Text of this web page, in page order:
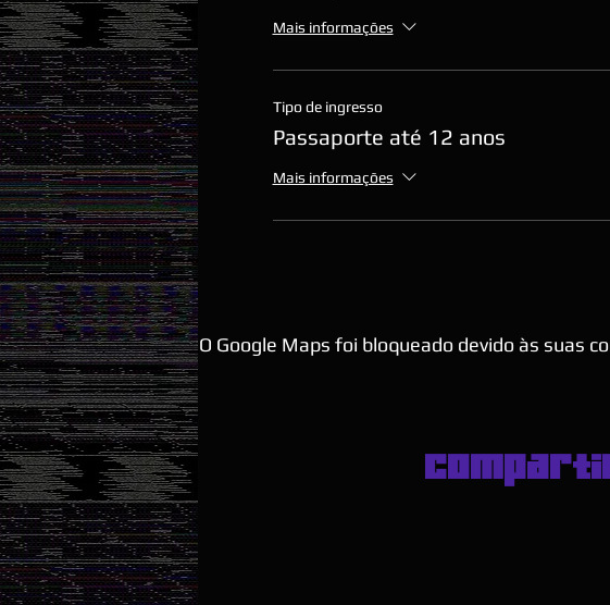
Mais informações
Tipo de ingresso
Passaporte até 12 anos
Mais informações
O Google Maps foi bloqueado devido às suas